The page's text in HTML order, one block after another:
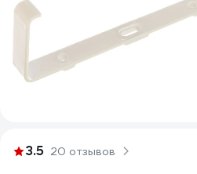
3.5 20 отзывов